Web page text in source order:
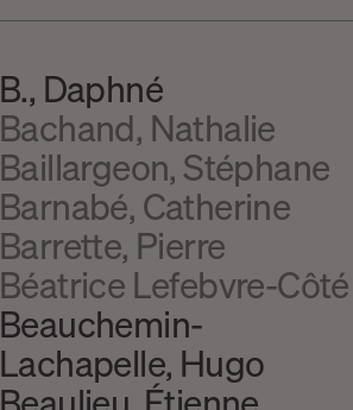
B., Daphné
Bachand, Nathalie
Baillargeon, Stéphane
Barnabé, Catherine
Barrette, Pierre
Béatrice Lefebvre-Côté
Beauchemin-
Lachapelle, Hugo